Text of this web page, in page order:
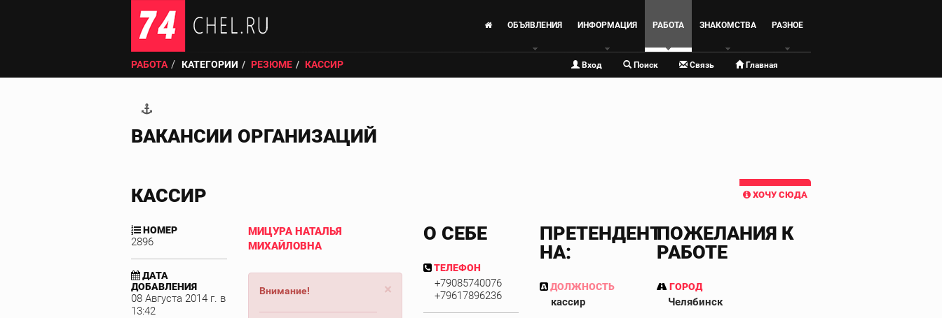
ОБЪЯВЛЕНИЯ ИНФОРМАЦИЯ РАБОТА ЗНАКОМСТВА РАЗНОЕ
РАБОТА КАТЕГОРИИ РЕЗЮМЕ КАССИР Вход Поиск Связь Главная
ВАКАНСИИ ОРГАНИЗАЦИЙ
ХОЧУ СЮДА
КАССИР
НОМЕР
2896
ДАТА
ДОБАВЛЕНИЯ
08 Августа 2014 г. в
13:42
МИЦУРА НАТАЛЬЯ
МИХАЙЛОВНА
×
Внимание!
О СЕБЕ
ТЕЛЕФОН
+79085740076
+79617896236
ПРЕТЕНДЕНТ
НА:
ДОЛЖНОСТЬ
кассир
ПОЖЕЛАНИЯ К
РАБОТЕ
ГОРОД
Челябинск